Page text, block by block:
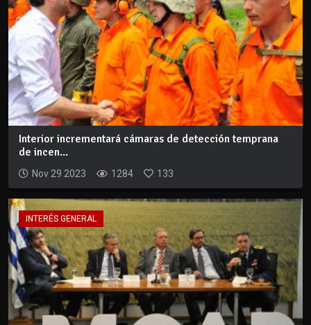
Interior incrementará cámaras de detección temprana
de incen...
Nov 29 2023 1284 133
INTERÉS GENERAL